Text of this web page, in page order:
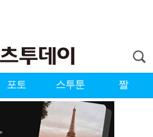
포토 스투툰 짤